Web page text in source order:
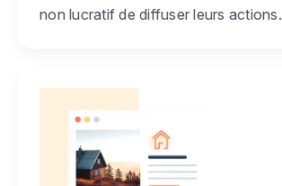
non lucratif de diffuser leurs actions.